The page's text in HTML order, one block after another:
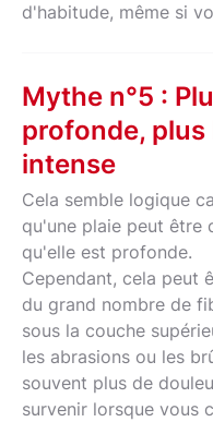
d'habitude, même si
Mythe n°5 :
profonde,
intense
Cela semble logique
qu'une plaie peut être
qu'elle est profonde.
Cependant, cela peut
du grand nombre de
sous la couche
les abrasions ou les
souvent plus de
survenir lorsque vous